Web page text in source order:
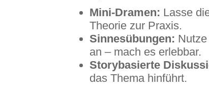
Mini-Dramen: Lasse
Theorie zur Praxis.
Sinnesübungen:
an – mach es erlebbar.
Storybasierte
das Thema hinführt.